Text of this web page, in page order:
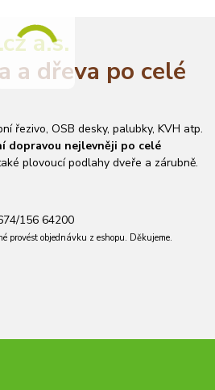
a.s.
a dřeva po celé
řezivo, OSB desky, palubky, KVH atp.
dopravou nejlevněji po celé
plovoucí podlahy dveře a zárubně.
156 64200
provést objednávku z eshopu. Děkujeme.